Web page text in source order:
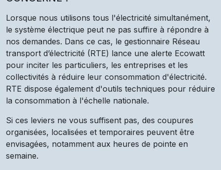
Lorsque nous utilisons tous l'électricité simultanément,
le système électrique peut ne pas suffire à répondre à
nos demandes. Dans ce cas, le gestionnaire Réseau
transport d’électricité (RTE) lance une alerte Ecowatt
pour inciter les particuliers, les entreprises et les
collectivités à réduire leur consommation d'électricité.
RTE dispose également d'outils techniques pour réduire
la consommation à l'échelle nationale.
Si ces leviers ne vous suffisent pas, des coupures
organisées, localisées et temporaires peuvent être
envisagées, notamment aux heures de pointe en
semaine.